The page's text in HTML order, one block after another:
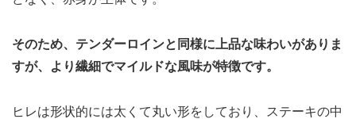
そのため、テンダーロインと同様に上品な味わいがありま
すが、より繊細でマイルドな風味が特徴です。
ヒレは形状的には太くて丸い形をしており、ステーキの中